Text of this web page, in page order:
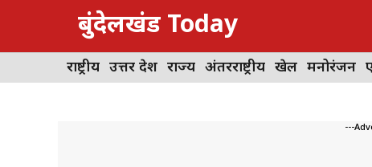
content
बुंदेलखंड Today
राष्ट्रीय उत्तर प्रदेश राज्य अंतरराष्ट्रीय खेल मनोरंजन
---